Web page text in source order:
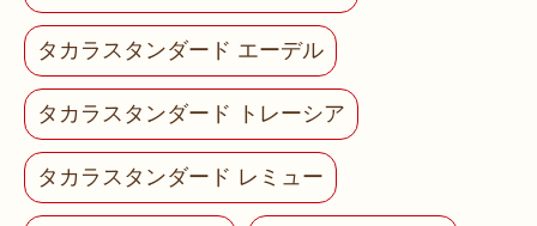
タカラスタンダード エーデル
タカラスタンダード トレーシア
タカラスタンダード レミュー